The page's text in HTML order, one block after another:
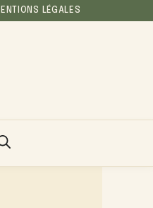
LÉGALES